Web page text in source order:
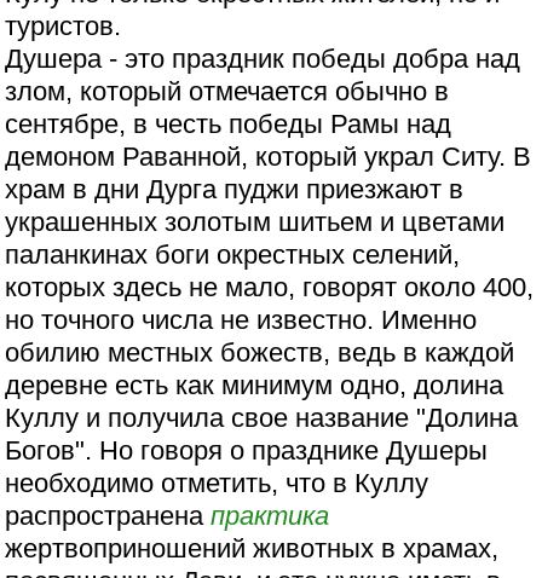
туристов.
Душера - это праздник победы добра над
злом, который отмечается обычно в
сентябре, в честь победы Рамы над
демоном Раванной, который украл Ситу. В
храм в дни Дурга пуджи приезжают в
украшенных золотым шитьем и цветами
паланкинах боги окрестных селений,
которых здесь не мало, говорят около 400,
но точного числа не известно. Именно
обилию местных божеств, ведь в каждой
деревне есть как минимум одно, долина
Куллу и получила свое название "Долина
Богов". Но говоря о празднике Душеры
необходимо отметить, что в Куллу
распространенапрактика
жертвоприношений животных в храмах,